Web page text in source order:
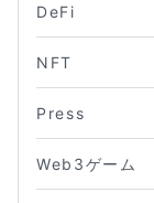
DeFi
NFT
Press
Web3ゲーム